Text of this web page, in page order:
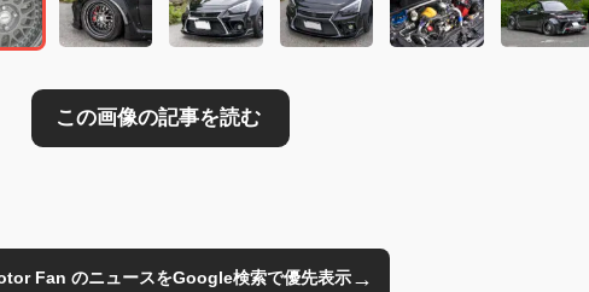
Fan のニュースをGoogle検索で優先表示→